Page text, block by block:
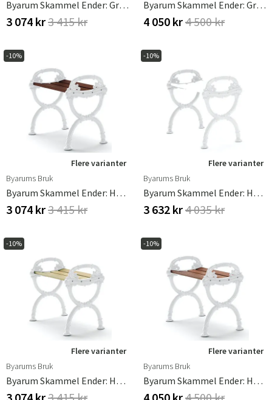
Byarum Skammel Ender: Grøn / Træ: Imprægneret Fyr
3 074 kr3 415 kr
Byarum Skammel Ender: Grøn / Træ: Olieret Mahogni
4 050 kr4 500 kr
-10%
Flere varianter
Byarums Bruk
Byarum Skammel Ender: Hvid / Træ: Brunbejdset Fyr
3 074 kr3 415 kr
-10%
Flere varianter
Byarums Bruk
Byarum Skammel Ender: Hvid / Træ: Hvidlakeret Fyr
3 632 kr4 035 kr
-10%
Flere varianter
Byarums Bruk
Byarum Skammel Ender: Hvid / Træ: Imprægneret Fyr
-10%
Flere varianter
Byarums Bruk
Byarum Skammel Ender: Hvid / Træ: Olieret Mahogni